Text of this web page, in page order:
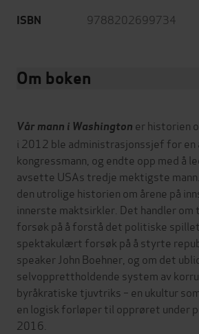
ISBN 9788202699734
Om boken
Vår mann i Washington er historien
i 2012 ble administrasjonssjef for en
kongressmann, og endte opp med å
avsette USAs tredje mektigste
den utrolige historien om årene på
innerste maktsirkler. Det handler om
forsøk på å forstå det politiske
spektakulært forsøk på å styrte
speaker John Boehner, og om det
selvopprettholdende system av
byråkratiske tjuvtriks – en ukultur
en logisk forløper til opprøret under
2016.